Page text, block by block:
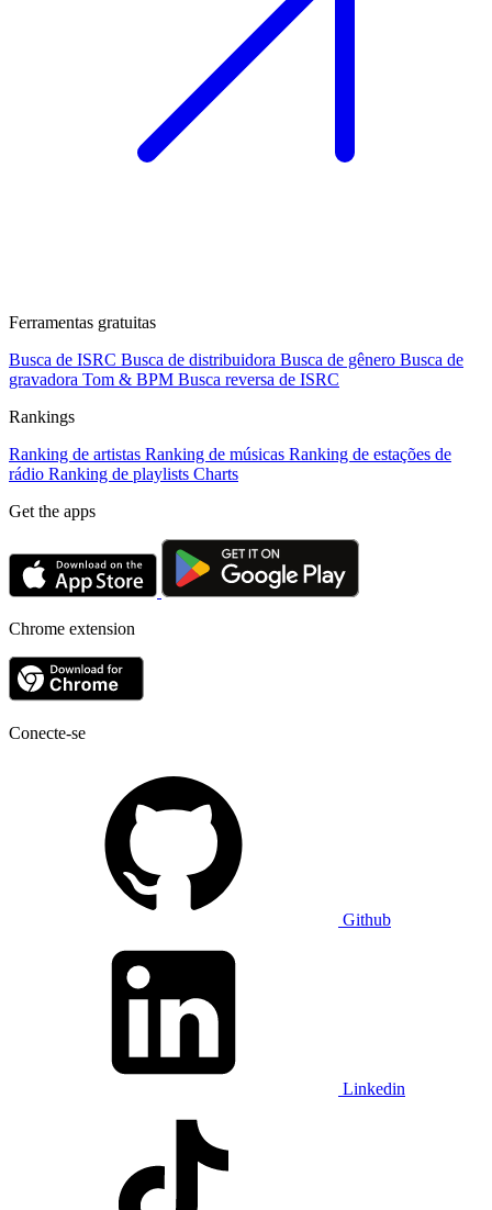
Ferramentas gratuitas
Busca de ISRC Busca de distribuidora Busca de gênero Busca de
gravadora Tom & BPM Busca reversa de ISRC
Rankings
Ranking de artistas Ranking de músicas Ranking de estações de
rádio Ranking de playlists Charts
Get the apps
Chrome extension
Conecte-se
Github
Linkedin